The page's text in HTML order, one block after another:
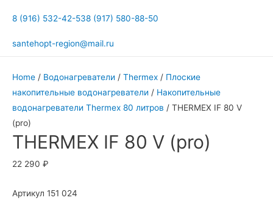
8 (916) 532-42-538 (917) 580-88-50
santehopt-region@mail.ru
Home / Водонагреватели / Thermex / Плоские
накопительные водонагреватели / Накопительные
водонагреватели Thermex 80 литров / THERMEX IF 80 V
(pro)
THERMEX IF 80 V (pro)
22 290 ₽
Артикул 151 024